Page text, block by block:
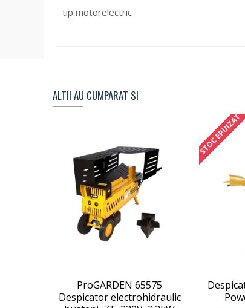
tip motorelectric
ALTII AU CUMPARAT SI
ProGARDEN 65575
Despicator electrohidraulic
STOC EPUIZAT